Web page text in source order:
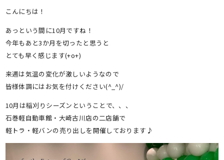
こんにちは！
あっという間に10月ですね！
今年もあと3か月を切ったと思うと
とても早く感じます(+o+)
来週は気温の変化が激しいようなので
皆様体調にはお気を付けください(^_^)/
10月は稲刈りシーズンということで、、、
石巻軽自動車館・大崎古川店の二店舗で
軽トラ・軽バンの売り出しを開催しております♪